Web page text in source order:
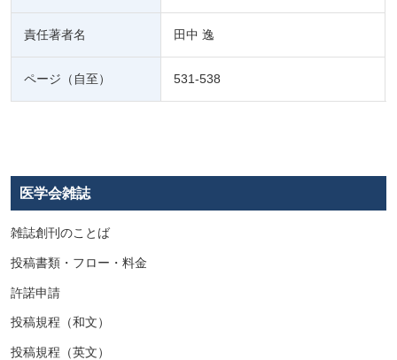
責任著者名 田中 逸
ページ（自至） 531-538
医学会雑誌
雑誌創刊のことば
投稿書類・フロー・料金
許諾申請
投稿規程（和文）
投稿規程（英文）